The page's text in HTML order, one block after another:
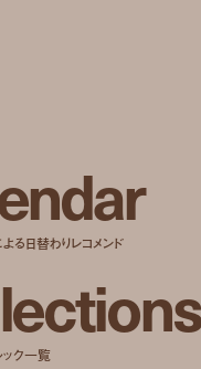
ndar
る日替わりレコメンド
ections
ック一覧